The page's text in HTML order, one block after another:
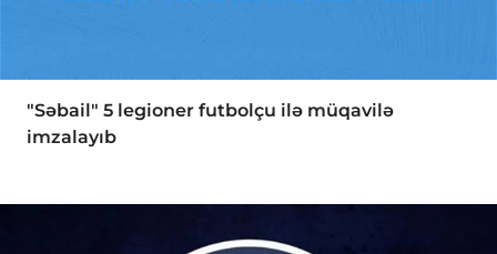
"Səbail" 5 legioner futbolçu ilə müqavilə
imzalayıb